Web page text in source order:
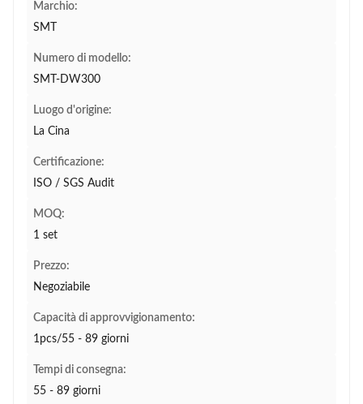
Marchio:
SMT
Numero di modello:
SMT-DW300
Luogo d'origine:
La Cina
Certificazione:
ISO / SGS Audit
MOQ:
1 set
Prezzo:
Negoziabile
Capacità di approvvigionamento:
1pcs/55 - 89 giorni
Tempi di consegna:
55 - 89 giorni